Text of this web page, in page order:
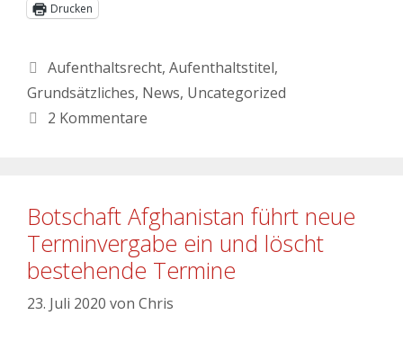
Drucken
Aufenthaltsrecht, Aufenthaltstitel,
Grundsätzliches, News, Uncategorized
2 Kommentare
Botschaft Afghanistan führt neue
Terminvergabe ein und löscht
bestehende Termine
23. Juli 2020 von Chris